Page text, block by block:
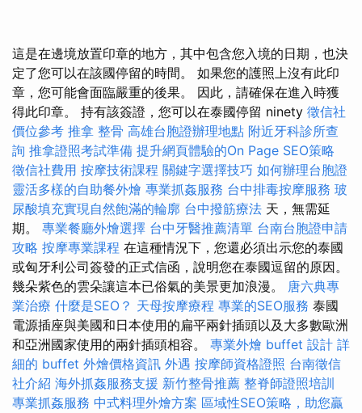
這是在邊境放置印章的地方，其中包含您入境的日期，也決
定了您可以在該國停留的時間。 如果您的護照上沒有此印
章，您可能會面臨嚴重的後果。 因此，請確保在進入時獲
得此印章。 持有該簽證，您可以在泰國停留 ninety 徵信社
價位參考 推拿 整骨 高雄台胞證辦理地點 附近牙科診所查
詢 推拿證照考試準備 提升網頁體驗的On Page SEO策略
徵信社費用 按摩技術課程 關鍵字選擇技巧 如何辦理台胞證
靈活多樣的自助餐外燴 專業抓姦服務 台中排毒按摩服務 玻
尿酸填充實現自然飽滿的輪廓 台中撥筋療法 天，無需延
期。 專業餐廳外燴選擇 台中牙醫推薦清單 台南台胞證申請
攻略 按摩專業課程 在這種情況下，您還必須出示您的泰國
或匈牙利公司簽發的正式信函，說明您在泰國逗留的原因。
幾朵紫色的雲朵讓這本已俗氣的美景更加浪漫。 唐六典專
業治療 什麼是SEO？ 天母按摩療程 專業的SEO服務 泰國
電源插座與美國和日本使用的扁平兩針插頭以及大多數歐洲
和亞洲國家使用的兩針插頭相容。 專業外燴 buffet 設計 詳
細的 buffet 外燴價格資訊 外遇 按摩師資格證照 台南徵信
社介紹 海外抓姦服務支援 新竹整骨推薦 整脊師證照培訓
專業抓姦服務 中式料理外燴方案 區域性SEO策略，助您贏